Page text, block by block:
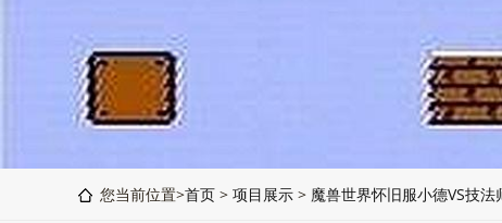
您当前位置>首页 > 项目展示 > 魔兽世界怀旧服小德VS技